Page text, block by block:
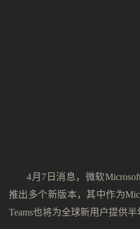
4月7日消息，微软
推出多个新版本，其中作为
Teams也将为全球新用户提供半